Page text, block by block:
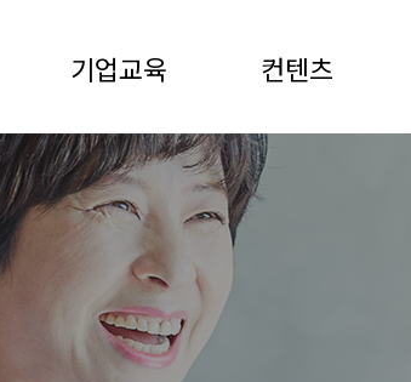
기업교육 컨텐츠